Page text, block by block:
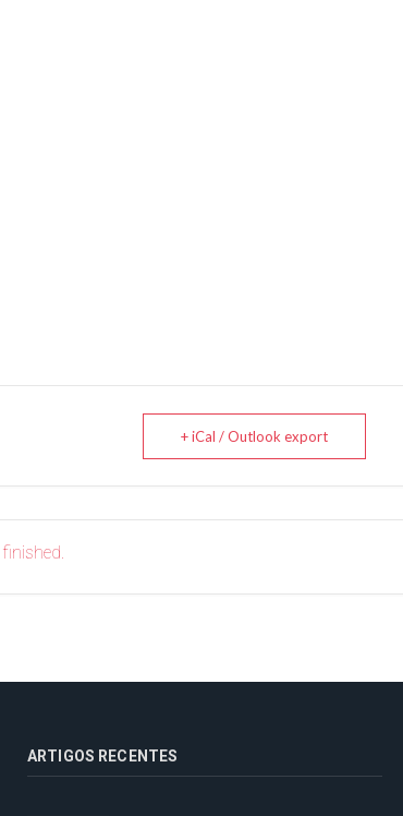
+ iCal / Outlook export
ARTIGOS RECENTES